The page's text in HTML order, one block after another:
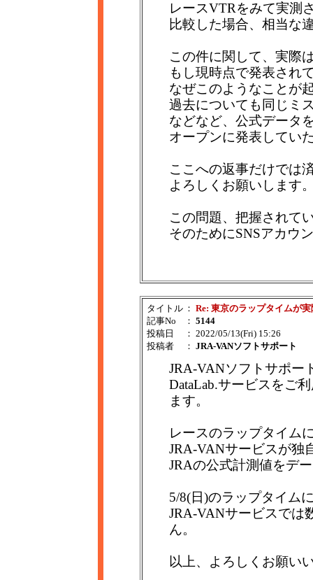
レースVTRをみて実測
比較した場合、相当な
この件に関して、実際
もし現時点で発表され
なぜこのようなことが
過去についても同じミ
などなど、公式データ
オープンに発表してい
ここへの返事だけでは
よろしくお願いします
この問題、把握されて
そのためにSNSアカウ
タイトル ： Re: 東京のラップタイムが
記事No
： 5144
投稿日
： 2022/05/13(Fri) 15:26
投稿者
： JRA-VANソフトサポート
JRA-VANソフトサポー
DataLab.サービスをご
ます。
レースのラップタイム
JRA-VANサービスが独
JRAの公式計測値をデ
5/8(日)のラップタイム
JRA-VANサービスでは
ん。
以上、よろしくお願い